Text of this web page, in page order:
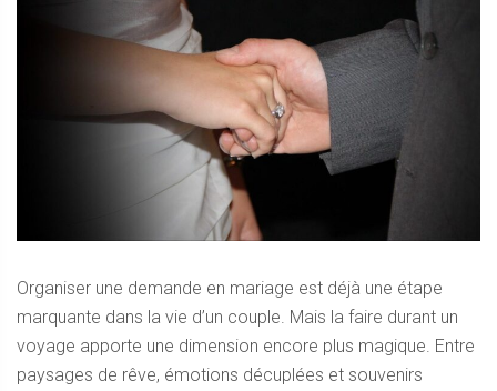
Organiser une demande en mariage est déjà une étape
marquante dans la vie d’un couple. Mais la faire durant un
voyage apporte une dimension encore plus magique. Entre
paysages de rêve, émotions décuplées et souvenirs